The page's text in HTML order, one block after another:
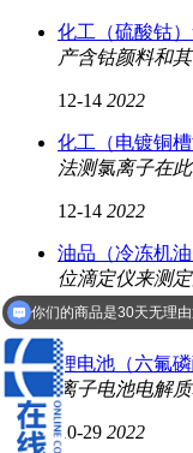
化工（硫酸钴
产含钴颜料和
12-14 2022
化工（电镀铜
法测氯离子在
12-14 2022
油品（冷冻机
位滴定仪来测
11-10 2022
锂电池（六氟
离子电池电解
10-29 2022
你们的商品是30天无理